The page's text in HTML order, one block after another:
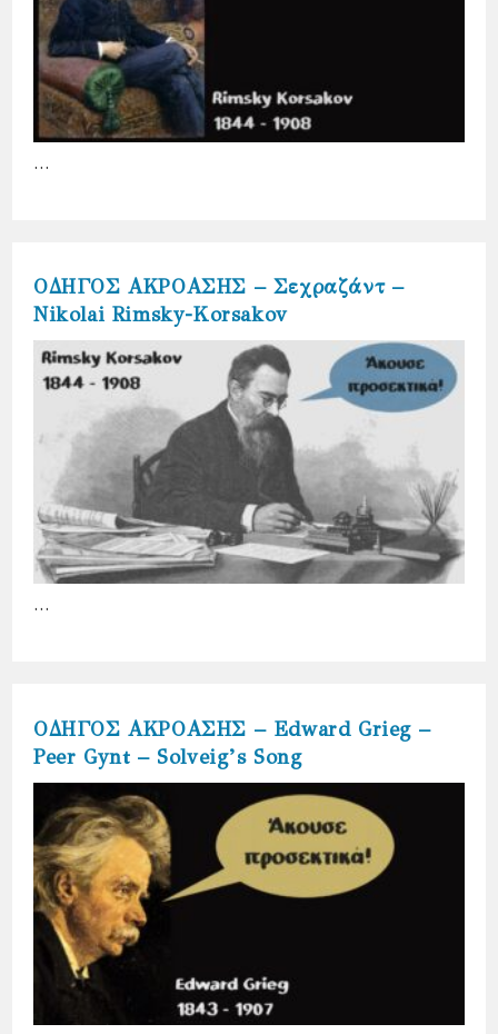
…
ΟΔΗΓΟΣ ΑΚΡΟΑΣΗΣ – Σεχραζάντ –
Nikolai Rimsky-Korsakov
…
ΟΔΗΓΟΣ ΑΚΡΟΑΣΗΣ – Edward Grieg –
Peer Gynt – Solveig’s Song